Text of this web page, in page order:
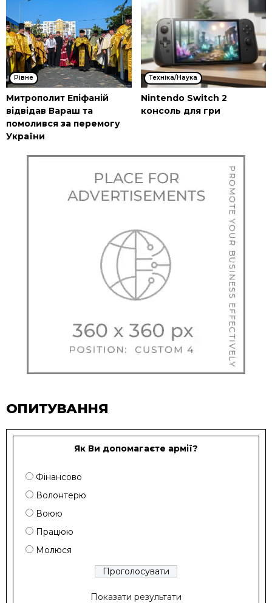
Рівне
Митрополит Епіфаній
відвідав Вараш та
помолився за перемогу
України
Техніка/Наука
Nintendo Switch 2
консоль для гри
ОПИТУВАННЯ
Як Ви допомагаєте армії?
Фінансово
Волонтерю
Воюю
Працюю
Молюся
Показати результати